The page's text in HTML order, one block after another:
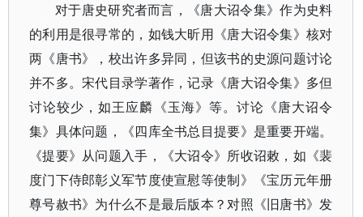
对于唐史研究者而言，《唐大诏令集》作为史料
的利用是很寻常的，如钱大昕用《唐大诏令集》核对
两《唐书》，校出许多异同，但该书的史源问题讨论
并不多。宋代目录学著作，记录《唐大诏令集》多但
讨论较少，如王应麟《玉海》等。讨论《唐大诏令
集》具体问题，《四库全书总目提要》是重要开端。
《提要》从问题入手，《大诏令》所收诏敕，如《裴
度门下侍郎彰义军节度使宣慰等使制》《宝历元年册
尊号赦书》为什么不是最后版本？对照《旧唐书》发